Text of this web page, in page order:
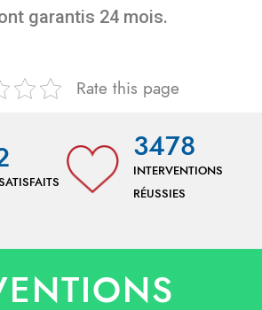
garantis 24 mois.
Rate this page
3478
INTERVENTIONS
RÉUSSIES